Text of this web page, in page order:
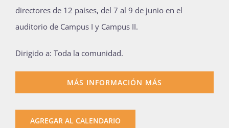
Bienvenida generación 2027-1
directores de 12 países, del 7 al 9 de junio en el
auditorio de Campus I y Campus II.
Dirigido a: Toda la comunidad.
MÁS INFORMACIÓN MÁS
AGREGAR AL CALENDARIO